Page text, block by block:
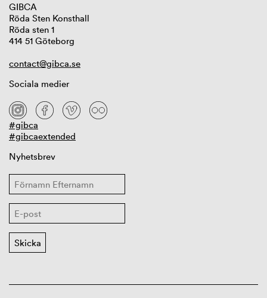
GIBCA
Röda Sten Konsthall
Röda sten 1
414 51 Göteborg
contact@gibca.se
Sociala medier
#gibca
#gibcaextended
Nyhetsbrev